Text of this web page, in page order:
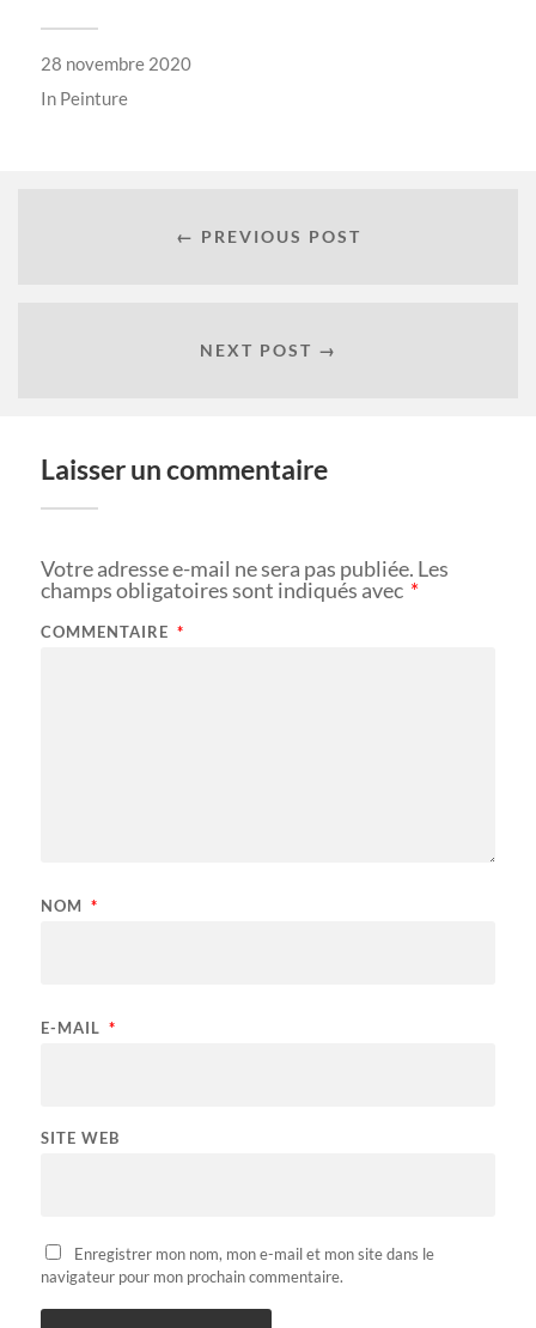
28 novembre 2020
In Peinture
← PREVIOUS POST
NEXT POST →
Laisser un commentaire
Votre adresse e-mail ne sera pas publiée. Les
champs obligatoires sont indiqués avec *
COMMENTAIRE *
NOM *
E-MAIL *
SITE WEB
Enregistrer mon nom, mon e-mail et mon site dans le
navigateur pour mon prochain commentaire.